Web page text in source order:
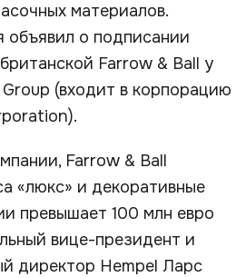
материалов.
объявил о подписании
Farrow & Ball у
(входит в корпорацию
Farrow & Ball
«люкс» и декоративные
превышает 100 млн евро
вице-президент и
директор Hempel Ларс